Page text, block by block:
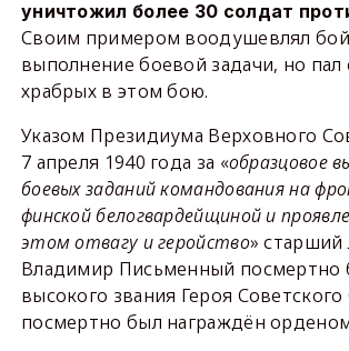
уничтожил более 30 солдат
Своим примером воодушевлял
выполнение боевой задачи, но
храбрых в этом бою.
Указом Президиума Верховного
7 апреля 1940 года за «образцовое
боевых заданий командования на
финской белогвардейщиной и
этом отвагу и геройство» старший
Владимир Письменный посмертно
высокого звания Героя
посмертно был награждён